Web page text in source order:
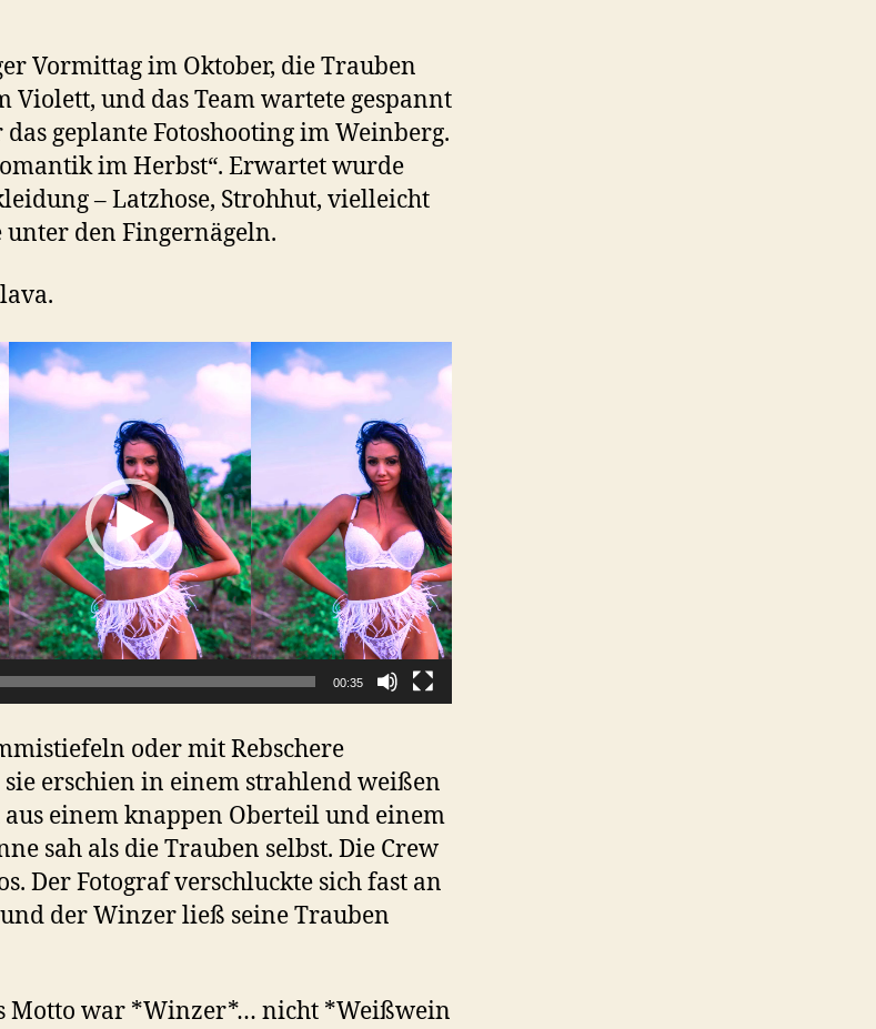
Vormittag im Oktober, die Trauben
Violett, und das Team wartete gespannt
geplante Fotoshooting im Weinberg.
im Herbst“. Erwartet wurde
– Latzhose, Strohhut, vielleicht
unter den Fingernägeln.
00:35
oder mit Rebschere
erschien in einem strahlend weißen
einem knappen Oberteil und einem
sah als die Trauben selbst. Die Crew
Der Fotograf verschluckte sich fast an
und der Winzer ließ seine Trauben
Motto war *Winzer*… nicht *Weißwein